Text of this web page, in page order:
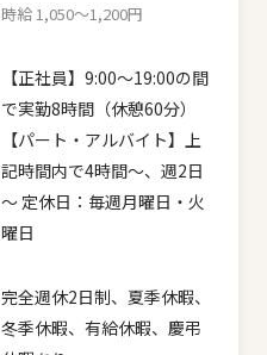
時給 1,050〜1,200円
【正社員】9:00～19:00の間
で実勤8時間（休憩60分）
【パート・アルバイト】上
記時間内で4時間～、週2日
～ 定休日：毎週月曜日・火
曜日
完全週休2日制、夏季休暇、
冬季休暇、有給休暇、慶弔